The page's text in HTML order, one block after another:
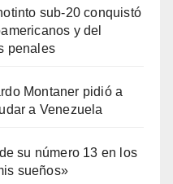
sub-20 conquistó
y del
penales
Montaner pidió a
a Venezuela
su número 13 en los
sueños»